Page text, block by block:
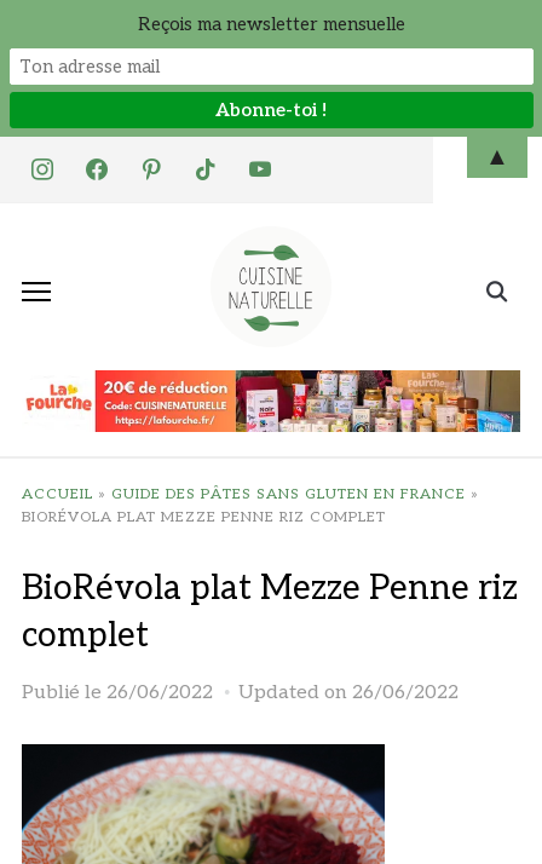
instagramfacebookpinteresttiktok youtube
Search
ACCUEIL » GUIDE DES PÂTES SANS GLUTEN EN FRANCE »
BIORÉVOLA PLAT MEZZE PENNE RIZ COMPLET
BioRévola plat Mezze Penne riz
complet
Publié le 26/06/2022 Updated on 26/06/2022
Reçois ma newsletter mensuelle
▲